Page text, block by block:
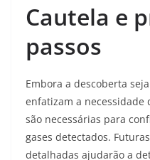
Cautela e
passos
Embora a descoberta
enfatizam a necessidade
são necessárias para
gases detectados.
detalhadas ajudarão a